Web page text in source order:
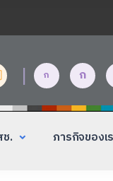
| ก ก
. ภารกิจของเ